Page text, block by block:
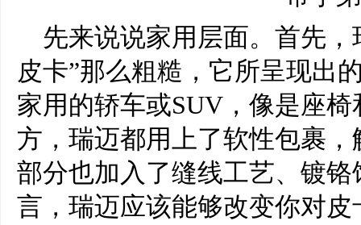
先来说说家用层面。首先
皮卡”那么粗糙，它所呈现出
家用的轿车或SUV，像是座
方，瑞迈都用上了软性包裹
部分也加入了缝线工艺、镀
言，瑞迈应该能够改变你对皮